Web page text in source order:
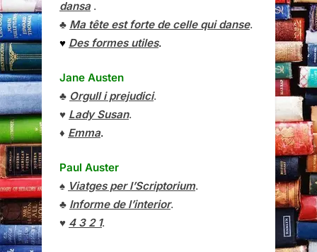
dansa.
♣ Ma tête est forte de celle qui danse.
♥ Des formes utiles.
Jane Austen
♣ Orgull i prejudici.
♥ Lady Susan.
♦ Emma.
Paul Auster
♠ Viatges per l’Scriptorium.
♣ Informe de l’interior.
♥ 4 3 2 1.